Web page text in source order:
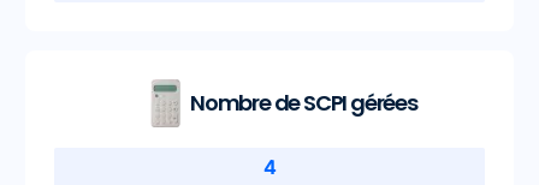
Nombre de SCPI gérées
4